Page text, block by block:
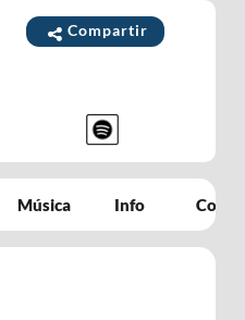
Compartir
Música Info